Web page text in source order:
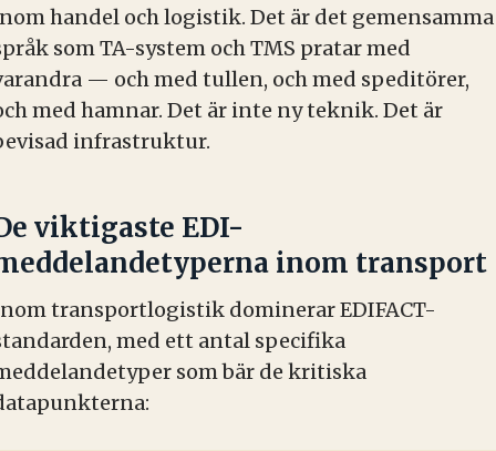
handel och logistik. Det är det gemensamma
som TA-system och TMS pratar med
— och med tullen, och med speditörer,
med hamnar. Det är inte ny teknik. Det är
infrastruktur.
viktigaste EDI-
inom transport
transportlogistik dominerar EDIFACT-
med ett antal specifika
som bär de kritiska